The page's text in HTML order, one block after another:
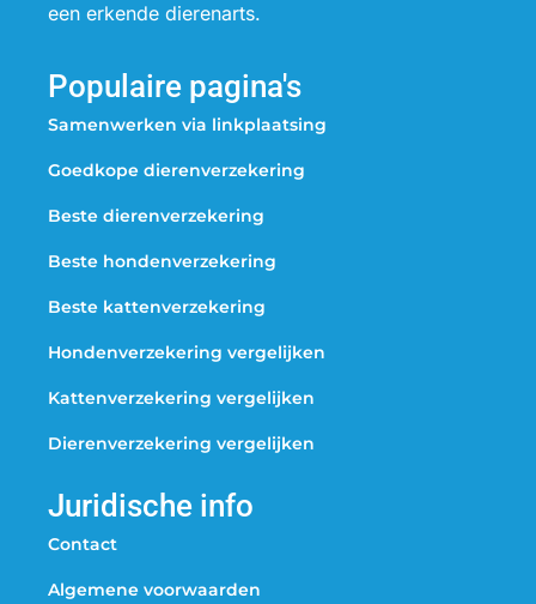
een erkende dierenarts.
Populaire pagina's
Samenwerken via linkplaatsing
Goedkope dierenverzekering
Beste dierenverzekering
Beste hondenverzekering
Beste kattenverzekering
Hondenverzekering vergelijken
Kattenverzekering vergelijken
Dierenverzekering vergelijken
Juridische info
Contact
Algemene voorwaarden